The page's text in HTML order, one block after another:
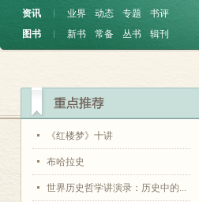
资讯 ︱ 业界 动态 专题
书评
图书
︱ 新书 常备 丛书 辑刊
《红楼梦》十讲
布哈拉史
世界历史哲学讲演录：历史中的...